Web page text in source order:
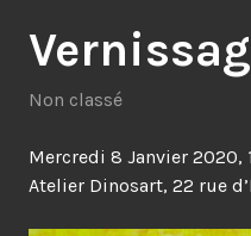
Non classé
Mercredi 8 Janvier 2020,
Atelier Dinosart, 22 rue